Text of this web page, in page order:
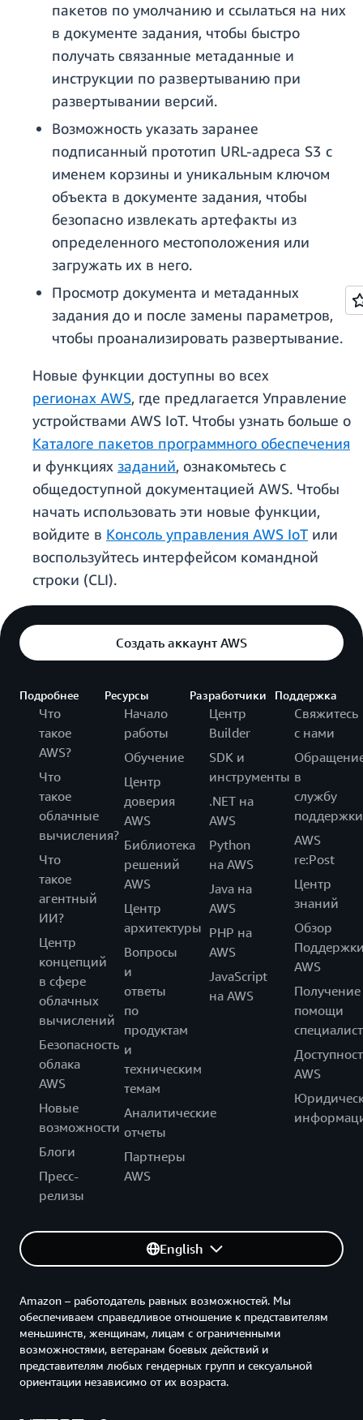
пакетов по умолчанию и ссылаться на них
в документе задания, чтобы быстро
получать связанные метаданные и
инструкции по развертыванию при
развертывании версий.
Возможность указать заранее
подписанный прототип URL-адреса S3 с
именем корзины и уникальным ключом
объекта в документе задания, чтобы
безопасно извлекать артефакты из
определенного местоположения или
загружать их в него.
Просмотр документа и метаданных
задания до и после замены параметров,
чтобы проанализировать развертывание.
Новые функции доступны во всех
регионах AWS, где предлагается Управление
устройствами AWS IoT. Чтобы узнать больше о
Каталоге пакетов программного обеспечения
и функциях заданий, ознакомьтесь с
общедоступной документацией AWS. Чтобы
начать использовать эти новые функции,
войдите в Консоль управления AWS IoT или
воспользуйтесь интерфейсом командной
строки (CLI).
Создать аккаунт AWS
Подробнее
Что
такое
AWS?
Что
такое
облачные
вычисления?
Что
такое
агентный
ИИ?
Центр
концепций
в сфере
облачных
вычислений
Безопасность
облака
AWS
Новые
возможности
Блоги
Пресс-
релизы
Ресурсы
Начало
работы
Обучение
Центр
доверия
AWS
Библиотека
решений
AWS
Центр
архитектуры
Вопросы
и
ответы
по
продуктам
и
техническим
темам
Аналитические
отчеты
Партнеры
AWS
Разработчики
Центр
Builder
SDK и
инструменты
.NET на
AWS
Python
на AWS
Java на
AWS
PHP на
AWS
JavaScript
на AWS
Поддержка
Свяжитесь
с нами
в
службу
поддержки
AWS
re:Post
Центр
знаний
Обзор
AWS
Получение
помощи
AWS
English
Amazon – работодатель равных возможностей. Мы
обеспечиваем справедливое отношение к представителям
меньшинств, женщинам, лицам с ограниченными
возможностями, ветеранам боевых действий и
представителям любых гендерных групп и сексуальной
ориентации независимо от их возраста.